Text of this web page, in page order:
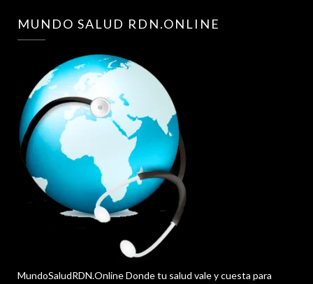
MUNDO SALUD RDN.ONLINE
MundoSaludRDN.Online Donde tu salud vale y cuesta para